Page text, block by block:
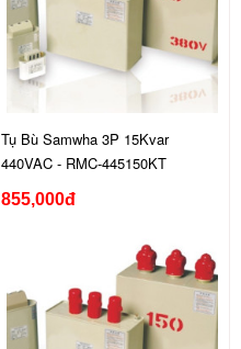
Tụ Bù Samwha 3P 15Kvar
440VAC - RMC-445150KT
855,000đ